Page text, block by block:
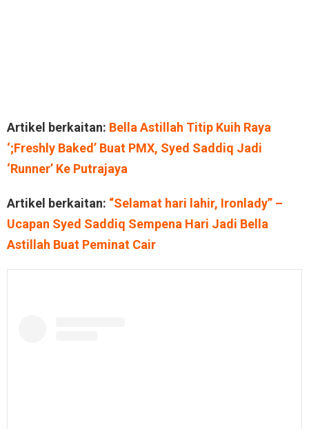
Artikel berkaitan: Bella Astillah Titip Kuih Raya
‘;Freshly Baked’ Buat PMX, Syed Saddiq Jadi
‘Runner’ Ke Putrajaya
Artikel berkaitan: “Selamat hari lahir, Ironlady” –
Ucapan Syed Saddiq Sempena Hari Jadi Bella
Astillah Buat Peminat Cair